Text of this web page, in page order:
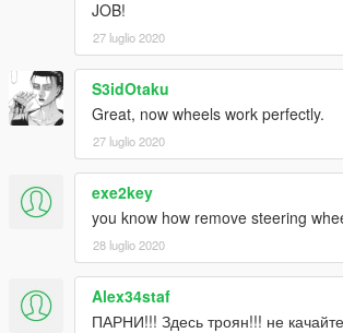
+79268584542
JOB!
27 luglio 2020
S3idOtaku
Great, now wheels work perfectly.
27 luglio 2020
exe2key
you know how remove steering
28 luglio 2020
Alex34staf
ПАРНИ!!! Здесь троян!!! не